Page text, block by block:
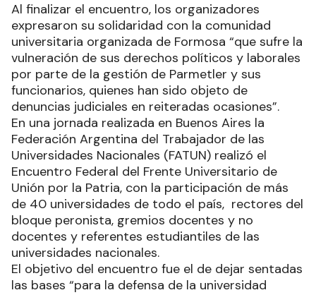
Al finalizar el encuentro, los organizadores
expresaron su solidaridad con la comunidad
universitaria organizada de Formosa “que sufre la
vulneración de sus derechos políticos y laborales
por parte de la gestión de Parmetler y sus
funcionarios, quienes han sido objeto de
denuncias judiciales en reiteradas ocasiones”.
En una jornada realizada en Buenos Aires la
Federación Argentina del Trabajador de las
Universidades Nacionales (FATUN) realizó el
Encuentro Federal del Frente Universitario de
Unión por la Patria, con la participación de más
de 40 universidades de todo el país, rectores del
bloque peronista, gremios docentes y no
docentes y referentes estudiantiles de las
universidades nacionales.
El objetivo del encuentro fue el de dejar sentadas
las bases “para la defensa de la universidad